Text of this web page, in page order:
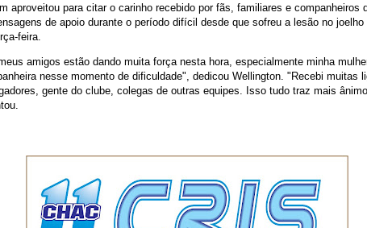
aproveitou para citar o carinho recebido por fãs, familiares e companheiros
de apoio durante o período difícil desde que sofreu a lesão no
feira.
amigos estão dando muita força nesta hora, especialmente minha
nesse momento de dificuldade", dedicou Wellington. "Recebi muitas
gente do clube, colegas de outras equipes. Isso tudo traz mais